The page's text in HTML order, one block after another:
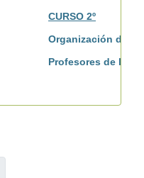
CURSO 2º
Organización de
Profesores de las